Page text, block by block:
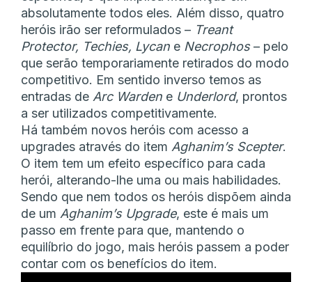
absolutamente todos eles. Além disso, quatro
heróis irão ser reformulados – Treant
Protector, Techies, Lycan e Necrophos– pelo
que serão temporariamente retirados do modo
competitivo. Em sentido inverso temos as
entradas de Arc Warden e Underlord, prontos
a ser utilizados competitivamente.
Há também novos heróis com acesso a
upgrades através do item Aghanim’s Scepter.
O item tem um efeito específico para cada
herói, alterando-lhe uma ou mais habilidades.
Sendo que nem todos os heróis dispõem ainda
de um Aghanim’s Upgrade, este é mais um
passo em frente para que, mantendo o
equilíbrio do jogo, mais heróis passem a poder
contar com os benefícios do item.